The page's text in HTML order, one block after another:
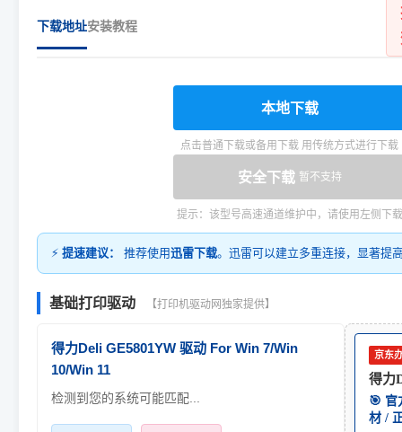
下载地址安装教程
本地下载
点击普通下载或备用下载 用传统方式进行下载
安全下载 暂不支持
提示：该型号高速通道维护中，请使用左侧下载
⚡ 提速建议： 推荐使用迅雷下载。迅雷可以建立多重连接，显著提
基础打印驱动 【打印机驱动网独家提供】
得力Deli GE5801YW 驱动 For Win 7/Win
10/Win 11
检测到您的系统可能匹配...
京东
得力
🎯 官
材 /